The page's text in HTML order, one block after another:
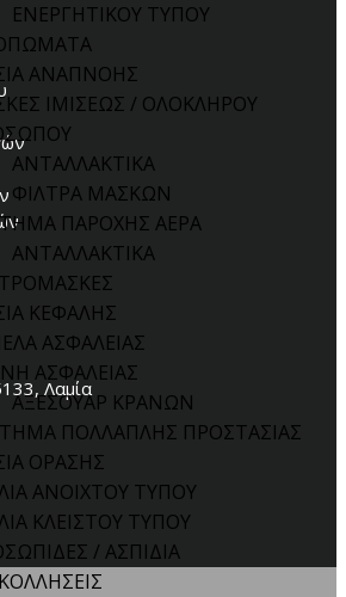
ΕΝΕΡΓΗΤΙΚΟΥ ΤΥΠΟΥ
ΑΝΑΠΝΟΗΣ
ΙΜΙΣΕΩΣ / ΟΛΟΚΛΗΡΟΥ
ΑΝΤΑΛΛΑΚΤΙΚΑ
ΦΙΛΤΡΑ ΜΑΣΚΩΝ
ΠΑΡΟΧΗΣ ΑΕΡΑ
ΑΝΤΑΛΛΑΚΤΙΚΑ
ΚΕΦΑΛΗΣ
ΑΣΦΑΛΕΙΑΣ
ΑΣΦΑΛΕΙΑΣ
ΑΞΕΣΟΥΑΡ ΚΡΑΝΩΝ
ΠΟΛΛΑΠΛΗΣ ΠΡΟΣΤΑΣΙΑΣ
ΟΡΑΣΗΣ
ΑΝΟΙΧΤΟΥ ΤΥΠΟΥ
ΚΛΕΙΣΤΟΥ ΤΥΠΟΥ
/ ΑΣΠΙΔΙΑ
Λαμία